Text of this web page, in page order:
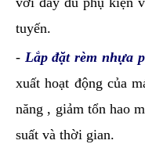
tuyến.
- Lắp đặt rèm nhựa
xuất hoạt động của
năng , giảm tổn hao
suất và thời gian.